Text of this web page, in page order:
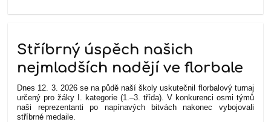
Stříbrný úspěch našich
nejmladších nadějí ve florbale
Dnes 12. 3. 2026 se na půdě naší školy uskutečnil florbalový turnaj
určený pro žáky I. kategorie (1.–3. třída). V konkurenci osmi týmů
naši reprezentanti po napínavých bitvách nakonec vybojovali
stříbrné medaile.